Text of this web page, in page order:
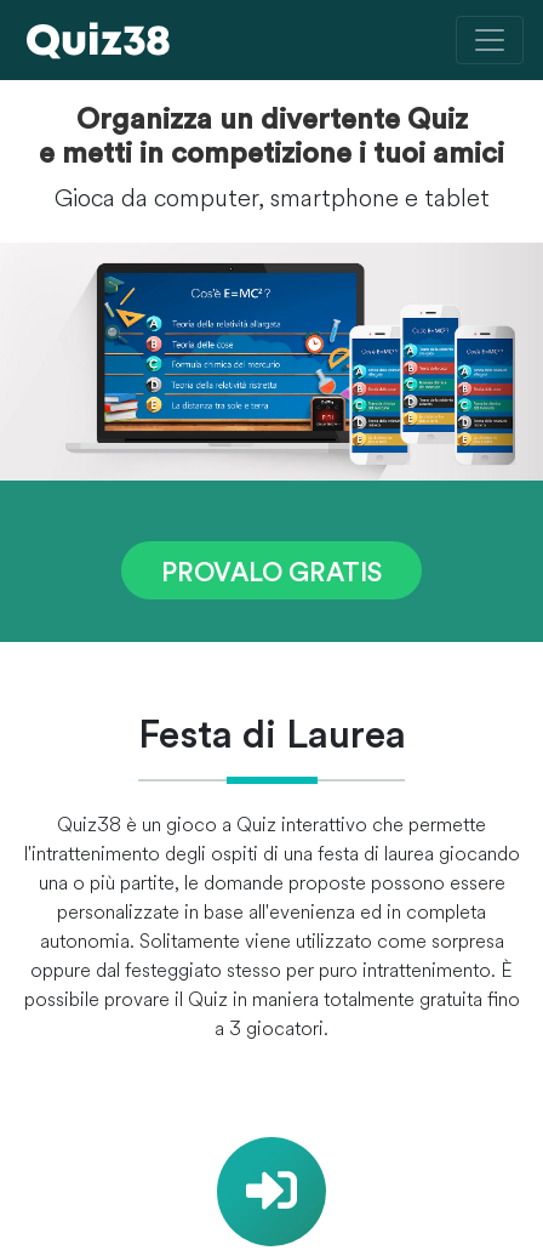
Organizza un divertente Quiz
e metti in competizione i tuoi amici
Gioca da computer, smartphone e tablet
PROVALO GRATIS
Festa di Laurea
Quiz38 è un gioco a Quiz interattivo che permette
l'intrattenimento degli ospiti di una festa di laurea giocando
una o più partite, le domande proposte possono essere
personalizzate in base all'evenienza ed in completa
autonomia. Solitamente viene utilizzato come sorpresa
oppure dal festeggiato stesso per puro intrattenimento. È
possibile provare il Quiz in maniera totalmente gratuita fino
a 3 giocatori.